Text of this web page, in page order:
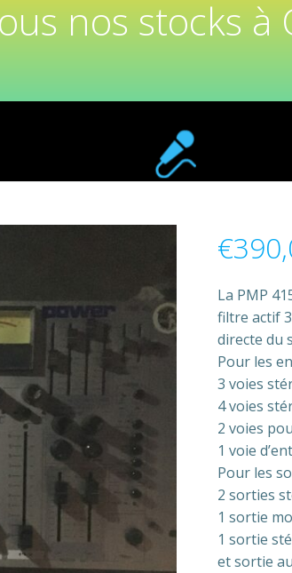
nos stocks à
€
La PMP
filtre actif
directe du
Pour les
3 voies
4 voies
2 voies
1 voie
Pour les
2 sorties
1 sortie
1 sortie
et sortie